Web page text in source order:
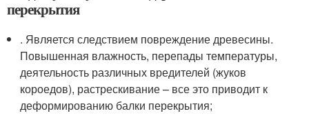
перекрытия
. Является следствием повреждение древесины.
Повышенная влажность, перепады температуры,
деятельность различных вредителей (жуков
короедов), растрескивание – все это приводит к
деформированию балки перекрытия;